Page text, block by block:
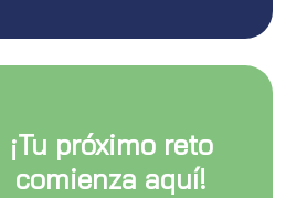
¡Tu próximo reto
comienza aquí!